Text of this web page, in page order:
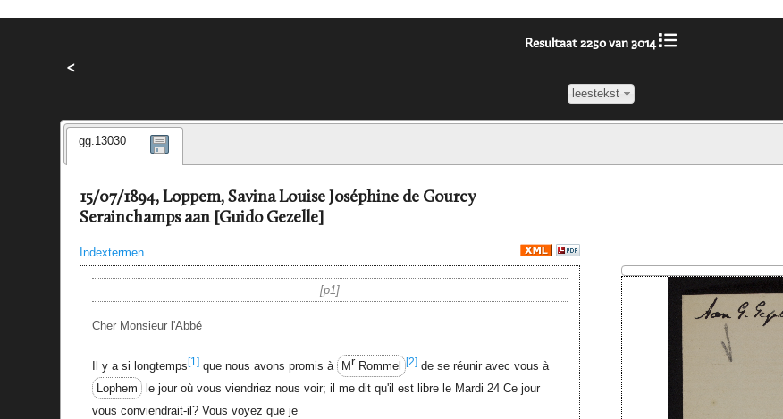
<
Resultaat 2250 van 3014
leestekst
gg.13030
15/07/1894, Loppem, Savina Louise Joséphine de Gourcy
Serainchamps aan [Guido Gezelle]
Indextermen
p1
Cher Monsieur l'Abbé
Il y a si longtemps[1]que nous avons promis à Mr Rommel [2]de se réunir avec vous à
Lophem le jour où vous viendriez nous voir; il me dit qu'il est libre le Mardi 24 Ce jour
vous conviendrait-il? Vous voyez que je